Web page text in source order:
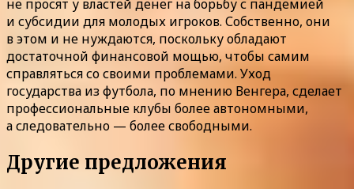
не просят у властей денег на борьбу с пандемией
и субсидии для молодых игроков. Собственно, они
в этом и не нуждаются, поскольку обладают
достаточной финансовой мощью, чтобы самим
справляться со своими проблемами. Уход
государства из футбола, по мнению Венгера, сделает
профессиональные клубы более автономными,
а следовательно — более свободными.
Другие предложения